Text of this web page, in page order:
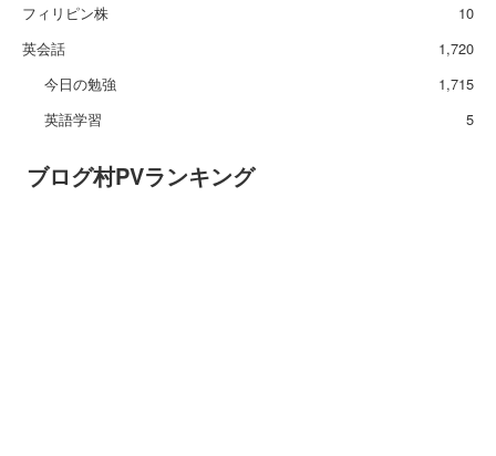
フィリピン株
10
英会話
1,720
今日の勉強
1,715
英語学習
5
ブログ村PVランキング